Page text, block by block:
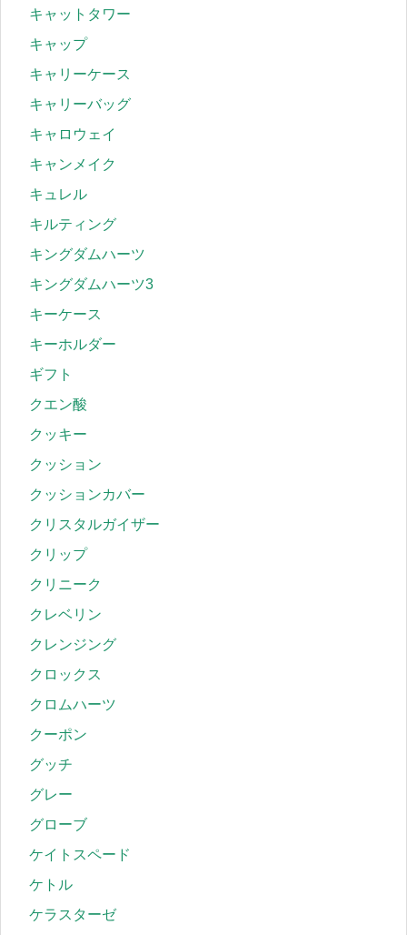
キャットタワー
キャップ
キャリーケース
キャリーバッグ
キャロウェイ
キャンメイク
キュレル
キルティング
キングダムハーツ
キングダムハーツ3
キーケース
キーホルダー
ギフト
クエン酸
クッキー
クッション
クッションカバー
クリスタルガイザー
クリップ
クリニーク
クレベリン
クレンジング
クロックス
クロムハーツ
クーポン
グッチ
グレー
グローブ
ケイトスペード
ケトル
ケラスターゼ